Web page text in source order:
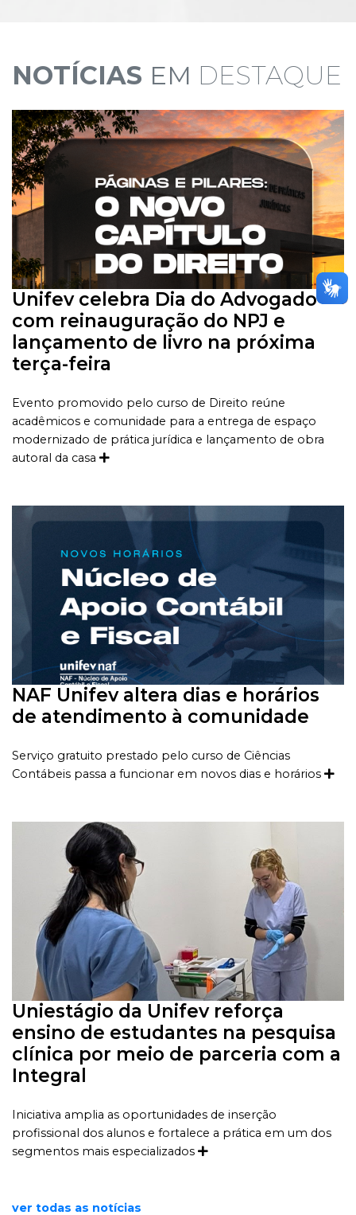
NOTÍCIAS EM DESTAQUE
Unifev celebra Dia do Advogado
com reinauguração do NPJ e
lançamento de livro na próxima
terça-feira
Evento promovido pelo curso de Direito reúne
acadêmicos e comunidade para a entrega de espaço
modernizado de prática jurídica e lançamento de obra
autoral da casa
NAF Unifev altera dias e horários
de atendimento à comunidade
Serviço gratuito prestado pelo curso de Ciências
Contábeis passa a funcionar em novos dias e horários
Uniestágio da Unifev reforça
ensino de estudantes na pesquisa
clínica por meio de parceria com a
Integral
Iniciativa amplia as oportunidades de inserção
profissional dos alunos e fortalece a prática em um dos
segmentos mais especializados
ver todas as notícias